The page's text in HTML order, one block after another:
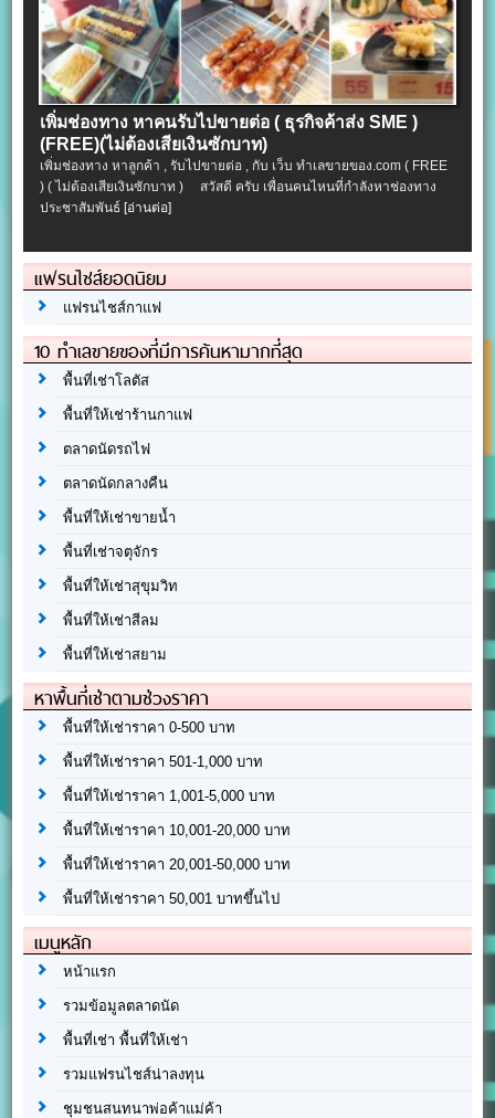
เพิ่มช่องทาง หาคนรับไปขายต่อ ( ธุรกิจค้าส่ง SME )
(FREE)(ไม่ต้องเสียเงินซักบาท)
เพิ่มช่องทาง หาลูกค้า , รับไปขายต่อ , กับ เว็บ ทำเลขายของ.com ( FREE
) ( ไม่ต้องเสียเงินซักบาท ) สวัสดี ครับ เพื่อนคนไหนที่กำลังหาช่องทาง
ประชาสัมพันธ์ [อ่านต่อ]
แฟรนไชส์ยอดนิยม
แฟรนไชส์กาแฟ
10 ทำเลขายของที่มีการค้นหามากที่สุด
พื้นที่เช่าโลตัส
พื้นที่ให้เช่าร้านกาแฟ
ตลาดนัดรถไฟ
ตลาดนัดกลางคืน
พื้นที่ให้เช่าขายน้ำ
พื้นที่เช่าจตุจักร
พื้นที่ให้เช่าสุขุมวิท
พื้นที่ให้เช่าสีลม
พื้นที่ให้เช่าสยาม
หาพื้นที่เช่าตามช่วงราคา
พื้นที่ให้เช่าราคา 0-500 บาท
พื้นที่ให้เช่าราคา 501-1,000 บาท
พื้นที่ให้เช่าราคา 1,001-5,000 บาท
พื้นที่ให้เช่าราคา 10,001-20,000 บาท
พื้นที่ให้เช่าราคา 20,001-50,000 บาท
พื้นที่ให้เช่าราคา 50,001 บาทขึ้นไป
เมนูหลัก
หน้าแรก
รวมข้อมูลตลาดนัด
พื้นที่เช่า พื้นที่ให้เช่า
รวมแฟรนไชส์น่าลงทุน
ชุมชนสนทนาพ่อค้าแม่ค้า